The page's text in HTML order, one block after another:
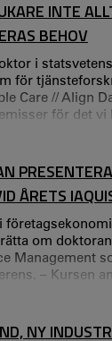
INTE
BEHOV
i
för
Care // Align
för det vi
Petter
idag, men i
ÅRETS
om
Management
– Kursen
och
NY